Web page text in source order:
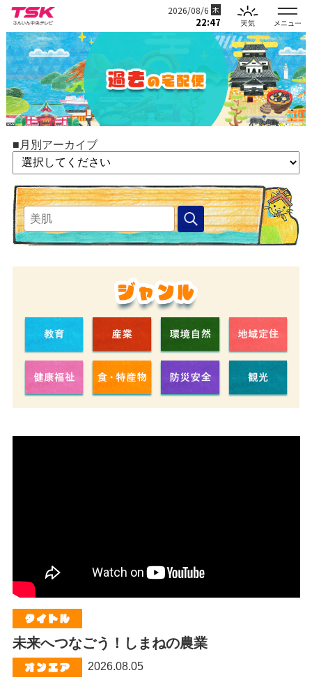
2026/08/6 木
22:47
■月別アーカイブ
未来へつなごう！しまねの農業
2026.08.05